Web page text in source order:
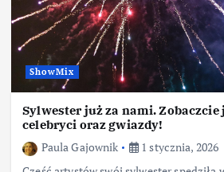
ShowMix
Sylwester już za nami. Zobaczcie
celebryci oraz gwiazdy!
Paula Gajownik
1 stycznia, 2026